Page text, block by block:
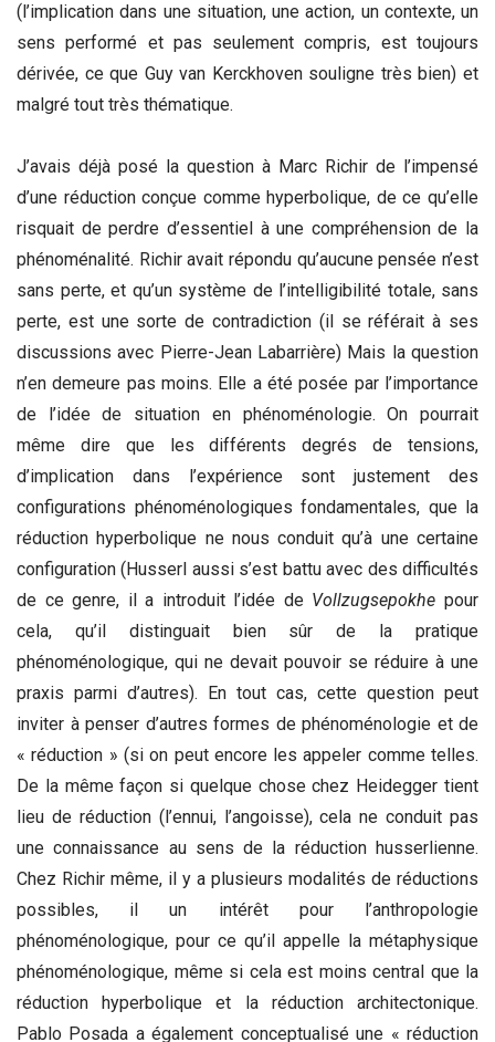
(l’implication dans une situation, une action, un contexte, un
sens performé et pas seulement compris, est toujours
dérivée, ce que Guy van Kerckhoven souligne très bien) et
malgré tout très thématique.
J’avais déjà posé la question à Marc Richir de l’impensé
d’une réduction conçue comme hyperbolique, de ce qu’elle
risquait de perdre d’essentiel à une compréhension de la
phénoménalité. Richir avait répondu qu’aucune pensée n’est
sans perte, et qu’un système de l’intelligibilité totale, sans
perte, est une sorte de contradiction (il se référait à ses
discussions avec Pierre-Jean Labarrière) Mais la question
n’en demeure pas moins. Elle a été posée par l’importance
de l’idée de situation en phénoménologie. On pourrait
même dire que les différents degrés de tensions,
d’implication dans l’expérience sont justement des
configurations phénoménologiques fondamentales, que la
réduction hyperbolique ne nous conduit qu’à une certaine
configuration (Husserl aussi s’est battu avec des difficultés
de ce genre, il a introduit l’idée de Vollzugsepokhe pour
cela, qu’il distinguait bien sûr de la pratique
phénoménologique, qui ne devait pouvoir se réduire à une
praxis parmi d’autres). En tout cas, cette question peut
inviter à penser d’autres formes de phénoménologie et de
« réduction » (si on peut encore les appeler comme telles.
De la même façon si quelque chose chez Heidegger tient
lieu de réduction (l’ennui, l’angoisse), cela ne conduit pas
une connaissance au sens de la réduction husserlienne.
Chez Richir même, il y a plusieurs modalités de réductions
possibles, il un intérêt pour l’anthropologie
phénoménologique, pour ce qu’il appelle la métaphysique
phénoménologique, même si cela est moins central que la
réduction hyperbolique et la réduction architectonique.
Pablo Posada a également conceptualisé une « réduction